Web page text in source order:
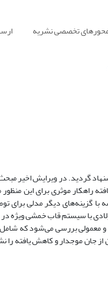
تخصصی نشریه
گردید. در ویرایش اخیر
راهکار موثری برای این
گزینه‌های دیگر مدلی برای
سیستم قاب خمشی ویژه در
و معمولی بررسی می‌شود که
همزمان از جان موجدار و کاهش